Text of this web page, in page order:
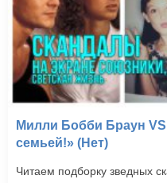
Милли Бобби Браун
семьей!» (Нет)
Читаем подборку зведных